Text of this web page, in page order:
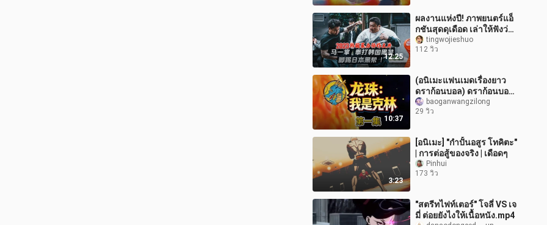
12:25
ผลงานแห่งปี! ภาพยนตร์แอ็
กชันสุดดุเดือด เล่าให้ฟังว่า
หนุ่มหล่อในชุดฮันบกผู้
เกรี้ยวกราดไล่ต่อยคนร้ายมั
tingwojieshuo
112 วิว
10:37
(อนิเมะแฟนเมดเรื่องยาว
ดราก้อนบอล) ดราก้อนบอล:
การเกิดใหม่ ข้าคือ คุริริน
ตอนที่ 1
baoganwangzilong
29 วิว
3:23
[อนิเมะ] "กำปั้นอสูร โทคิตะ"
| การต่อสู้ของจริง | เดือดๆ
Pinhui
173 วิว
"สตรีทไฟท์เตอร์" โจลี่ VS เจ
มี่ ต่อยยังไงให้เนื้อหนัง.mp4